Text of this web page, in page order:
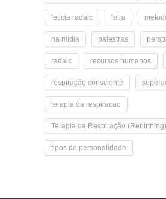
leticia radaic letra
na mídia palestras
radaic recursos humanos
respiração consciente
terapia da respiracao
Terapia da Respiração (Rebirthing)
tipos de personalidade